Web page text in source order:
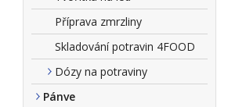
Příprava zmrzliny
Skladování potravin 4FOOD
Dózy na potraviny
Pánve